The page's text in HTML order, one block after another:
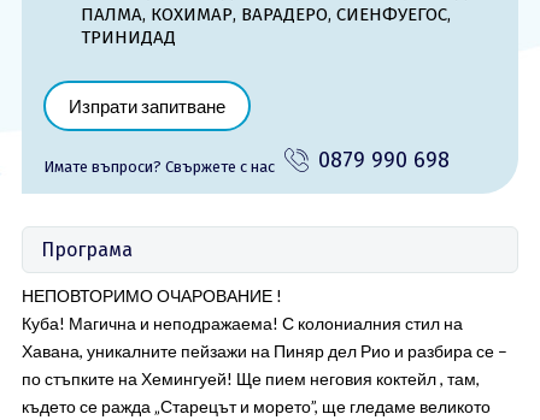
0879 990 698 Запитване
ПАЛМА, КОХИМАР, ВАРАДЕРО, СИЕНФУЕГОС,
ТРИНИДАД
Изпрати запитване
Имате въпроси? Cвържете с нас 0879 990 698
Програма
НЕПОВТОРИМО ОЧАРОВАНИЕ !
Куба! Магична и неподражаема! С колониалния стил на
Хавана, уникалните пейзажи на Пиняр дел Рио и разбира се –
по стъпките на Хемингуей! Ще пием неговия коктейл , там,
където се ражда „Старецът и морето”, ще гледаме великото